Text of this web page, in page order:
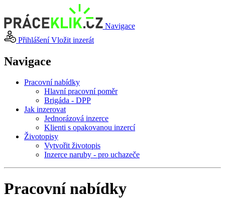
Navigace
PřihlášeníVložit inzerát
Navigace
Pracovní nabídky
Hlavní pracovní poměr
Brigáda - DPP
Jak inzerovat
Jednorázová inzerce
Klienti s opakovanou inzercí
Životopisy
Vytvořit životopis
Inzerce naruby - pro uchazeče
Pracovní nabídky